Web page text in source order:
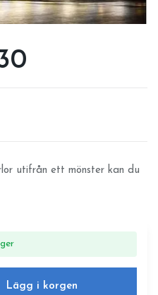
utifrån ett mönster kan du
Lägg i korgen